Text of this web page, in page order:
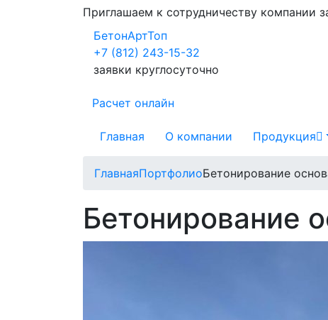
Приглашаем к сотрудничеству компании
БетонАртТоп
+7 (812) 243-15-32
заявки круглосуточно
Расчет онлайн
Главная О компании Продукция
ГлавнаяПортфолиоБетонирование
Бетонирование